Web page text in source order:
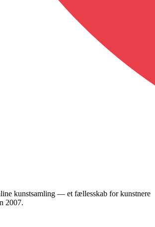
kunstsamling — et fællesskab for kunstnere
2007.